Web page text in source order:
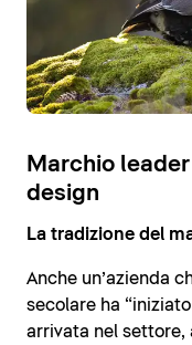
Marchio
design
La tradizione del
Anche un’azienda
secolare ha
arrivata nel settore,